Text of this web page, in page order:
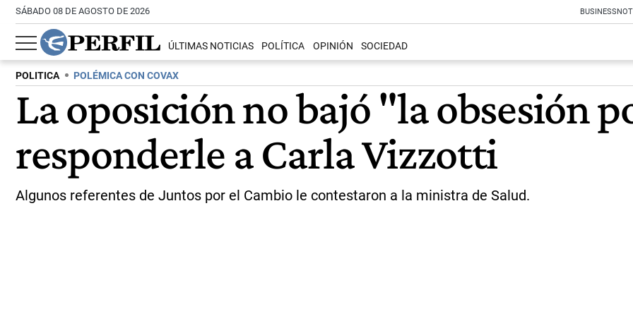
SÁBADO 08 DE AGOSTO DE 2026 BUSINESS
ÚLTIMAS NOTICIAS POLÍTICA OPINIÓN SOCIEDAD
POLITICA POLÉMICA CON COVAX
La oposición no bajó "la obsesión
responderle a Carla Vizzotti
Algunos referentes de Juntos por el Cambio le contestaron a la ministra de Salud.